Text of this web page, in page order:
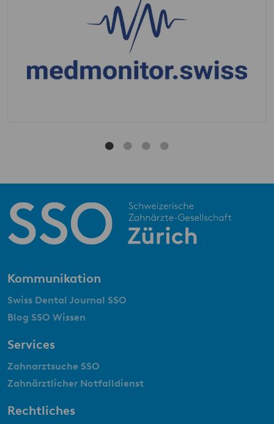
Kommunikation
Swiss Dental Journal SSO
Blog SSO Wissen
Services
Zahnarztsuche SSO
Zahnärztlicher Notfalldienst
Rechtliches